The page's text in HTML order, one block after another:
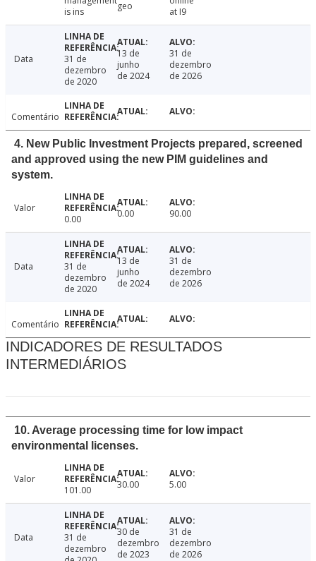
is ins
geo
at I9
Data
31 de
dezembro
de 2020
13 de
junho
de 2024
31 de
dezembro
de 2026
Comentário
4. New Public Investment Projects prepared, screened
and approved using the new PIM guidelines and
system.
Valor
0.00
0.00 90.00
Data
31 de
dezembro
de 2020
13 de
junho
de 2024
31 de
dezembro
de 2026
Comentário
INDICADORES DE RESULTADOS
INTERMEDIÁRIOS
10. Average processing time for low impact
environmental licenses.
Valor
101.00
30.00 5.00
Data
31 de
dezembro
30 de
dezembro
de 2023
31 de
dezembro
de 2026